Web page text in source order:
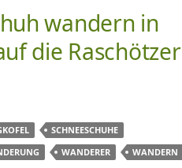
wandern in
die Raschötzer
SCHNEESCHUHE
WANDERER WANDERN